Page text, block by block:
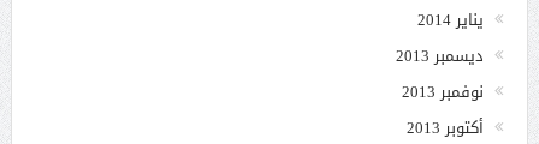
يناير 2014
ديسمبر 2013
نوفمبر 2013
أكتوبر 2013